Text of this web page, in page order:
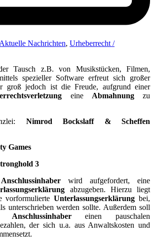
Nachrichten, Urheberrecht /
Tausch z.B. von Musikstücken, Filmen,
spezieller Software erfreut sich großer
groß jedoch ist die Freude, aufgrund einer
eine Abmahnungzu
Nimrod Bockslaff & Scheffen
Games
3
Anschlussinhaber wird aufgefordert, eine
abzugeben. Hierzu liegt
vorformulierteUnterlassungserklärung bei,
unterschrieben werden sollte. Außerdem soll
Anschlussinhabereinen pauschalen
der sich u.a. aus Anwaltskosten und